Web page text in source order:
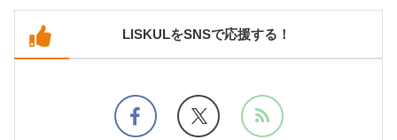
LISKULをSNSで応援する！